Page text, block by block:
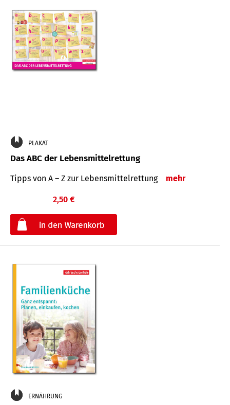
PLAKAT
Das ABC der Lebensmittelrettung
Tipps von A – Z zur Lebensmittelrettung mehr
2,50 €
ERNÄHRUNG